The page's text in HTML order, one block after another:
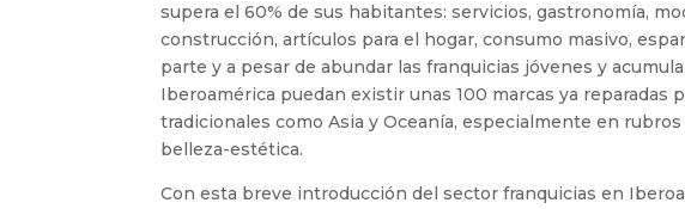
supera el 60% de sus habitantes: servicios, gastronomía,
construcción, artículos para el hogar, consumo masivo,
parte y a pesar de abundar las franquicias jóvenes y
Iberoamérica puedan existir unas 100 marcas ya reparadas
tradicionales como Asia y Oceanía, especialmente en
belleza-estética.
Con esta breve introducción del sector franquicias en